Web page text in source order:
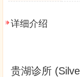
详细介绍
贵湖诊所